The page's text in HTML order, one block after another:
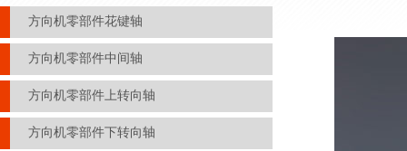
方向机零部件花键轴
方向机零部件中间轴
方向机零部件上转向轴
方向机零部件下转向轴